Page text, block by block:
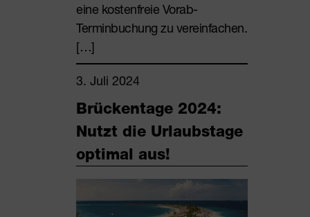
eine kostenfreie Vorab-
Terminbuchung zu vereinfachen.
[…]
3. Juli 2024
Brückentage 2024:
Nutzt die Urlaubstage
optimal aus!